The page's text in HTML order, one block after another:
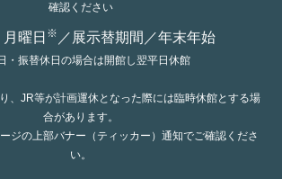
確認ください
月曜日 ※ ／展示替期間／年末年始
・振替休日の場合は開館し翌平日休館
、JR等が計画運休となった際には臨時休館とする場
合があります。
ジの上部バナー（ティッカー）通知でご確認くださ
い。